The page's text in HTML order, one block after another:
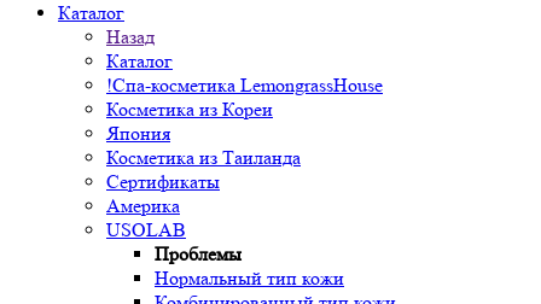
Каталог
Назад
Каталог
!Спа-косметика LemongrassHouse
Косметика из Кореи
Япония
Косметика из Таиланда
Сертификаты
Америка
USOLAB
Проблемы
Нормальный тип кожи